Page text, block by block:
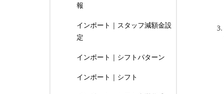
報
インポート｜スタッフ減額金設
定
インポート｜シフトパターン
インポート｜シフト